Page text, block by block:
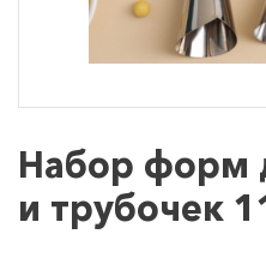
Набор форм
и трубочек